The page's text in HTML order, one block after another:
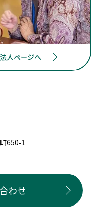
人ページへ
650-1
わせ